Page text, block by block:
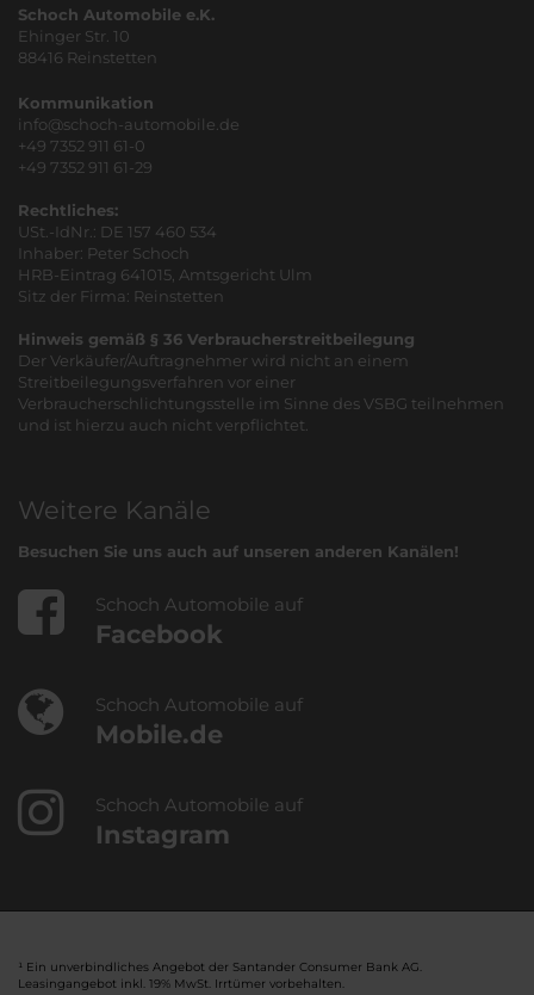
Schoch Automobile e.K.
Ehinger Str. 10
88416 Reinstetten
Kommunikation
info@schoch-automobile.de
+49 7352 911 61-0
+49 7352 911 61-29
Rechtliches:
USt.-IdNr.: DE 157 460 534
Inhaber: Peter Schoch
HRB-Eintrag 641015, Amtsgericht Ulm
Sitz der Firma: Reinstetten
Hinweis gemäß § 36 Verbraucherstreitbeilegung
Der Verkäufer/Auftragnehmer wird nicht an einem
Streitbeilegungsverfahren vor einer
Verbraucherschlichtungsstelle im Sinne des VSBG teilnehmen
und ist hierzu auch nicht verpflichtet.
Weitere Kanäle
Besuchen Sie uns auch auf unseren anderen Kanälen!
Schoch Automobile auf
Facebook
Schoch Automobile auf
Mobile.de
Schoch Automobile auf
Instagram
¹ Ein unverbindliches Angebot der Santander Consumer Bank AG.
Leasingangebot inkl. 19% MwSt. Irrtümer vorbehalten.